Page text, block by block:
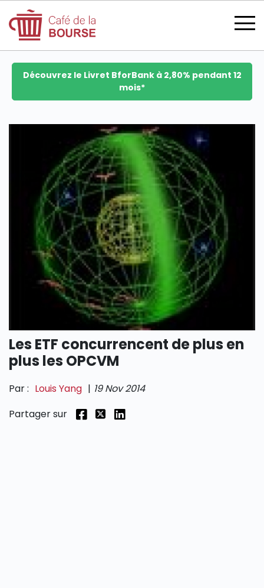
se connecter
devenir membre
CATÉGORIES
SECTIONS
Découvrez le Livret BforBank à 2,80% pendant 12
mois*
Les ETF concurrencent de plus en
plus les OPCVM
Par : Louis Yang | 19 Nov 2014
Partager sur